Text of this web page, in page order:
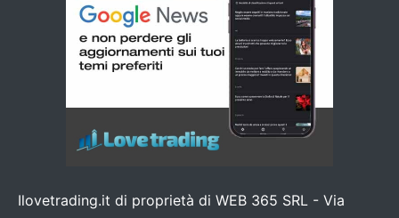
Ilovetrading.it di proprietà di WEB 365 SRL - Via